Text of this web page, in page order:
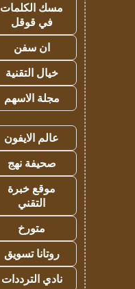
مسك الكلمات
في قوقل
ان سفن
خيال التقنية
مجلة الاسهم
عالم الايفون
صحيفة نهج
موقع خبرة
التقني
متورخ
روتانا تسويق
نادي الترددات